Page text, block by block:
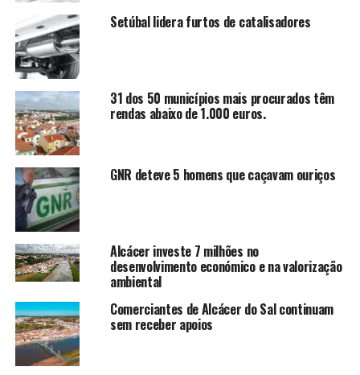
Setúbal lidera furtos de catalisadores
31 dos 50 municípios mais procurados têm
rendas abaixo de 1.000 euros.
GNR deteve 5 homens que caçavam ouriços
Alcácer investe 7 milhões no
desenvolvimento económico e na valorização
ambiental
Comerciantes de Alcácer do Sal continuam
sem receber apoios